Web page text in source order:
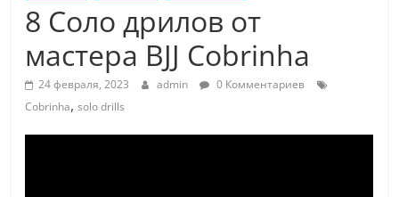
8 Соло дрилов от
мастера BJJ Cobrinha
24 февраля, 2023 admin
0 Комментариев
Cobrinha,solo drills